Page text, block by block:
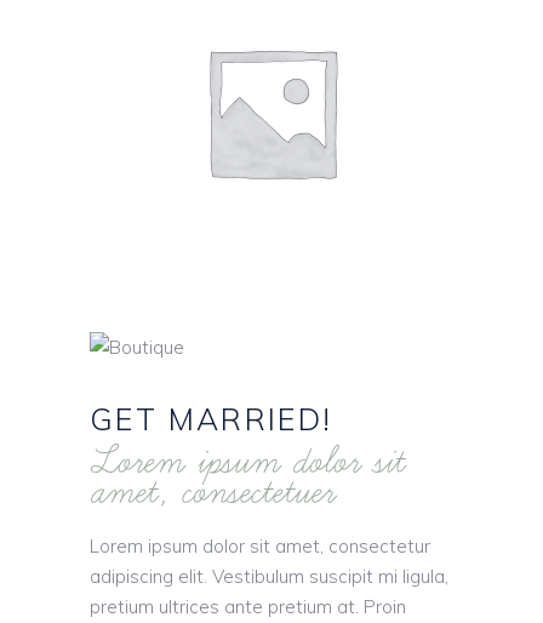
GET MARRIED!
Lorem ipsum dolor sit
amet, consectetuer
Lorem ipsum dolor sit amet, consectetur
adipiscing elit. Vestibulum suscipit mi ligula,
pretium ultrices ante pretium at. Proin